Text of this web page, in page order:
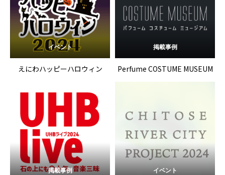
イベント
えにわハッピーハロウィン
掲載事例
Perfume COSTUME MUSEUM
掲載事例 イベント